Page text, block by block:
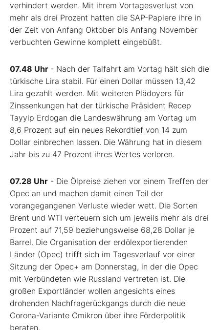
verhindert werden. Mit ihrem Vortagesverlust von
mehr als drei Prozent hatten die SAP-Papiere ihre in
der Zeit von Anfang Oktober bis Anfang November
verbuchten Gewinne komplett eingebüßt.
07.48 Uhr - Nach der Talfahrt am Vortag hält sich die
türkische Lira stabil. Für einen Dollar müssen 13,42
Lira gezahlt werden. Mit weiteren Plädoyers für
Zinssenkungen hat der türkische Präsident Recep
Tayyip Erdogan die Landeswährung am Vortag um
8,6 Prozent auf ein neues Rekordtief von 14 zum
Dollar einbrechen lassen. Die Währung hat in diesem
Jahr bis zu 47 Prozent ihres Wertes verloren.
07.28 Uhr - Die Ölpreise ziehen vor einem Treffen der
Opec an und machen damit einen Teil der
vorangegangenen Verluste wieder wett. Die Sorten
Brent und WTI verteuern sich um jeweils mehr als drei
Prozent auf 71,59 beziehungsweise 68,28 Dollar je
Barrel. Die Organisation der erdölexportierenden
Länder (Opec) trifft sich im Tagesverlauf vor einer
Sitzung der Opec+ am Donnerstag, in der die Opec
mit Verbündeten wie Russland vertreten ist. Die
großen Exportländer wollen angesichts eines
drohenden Nachfragerückgangs durch die neue
Corona-Variante Omikron über ihre Förderpolitik
beraten.